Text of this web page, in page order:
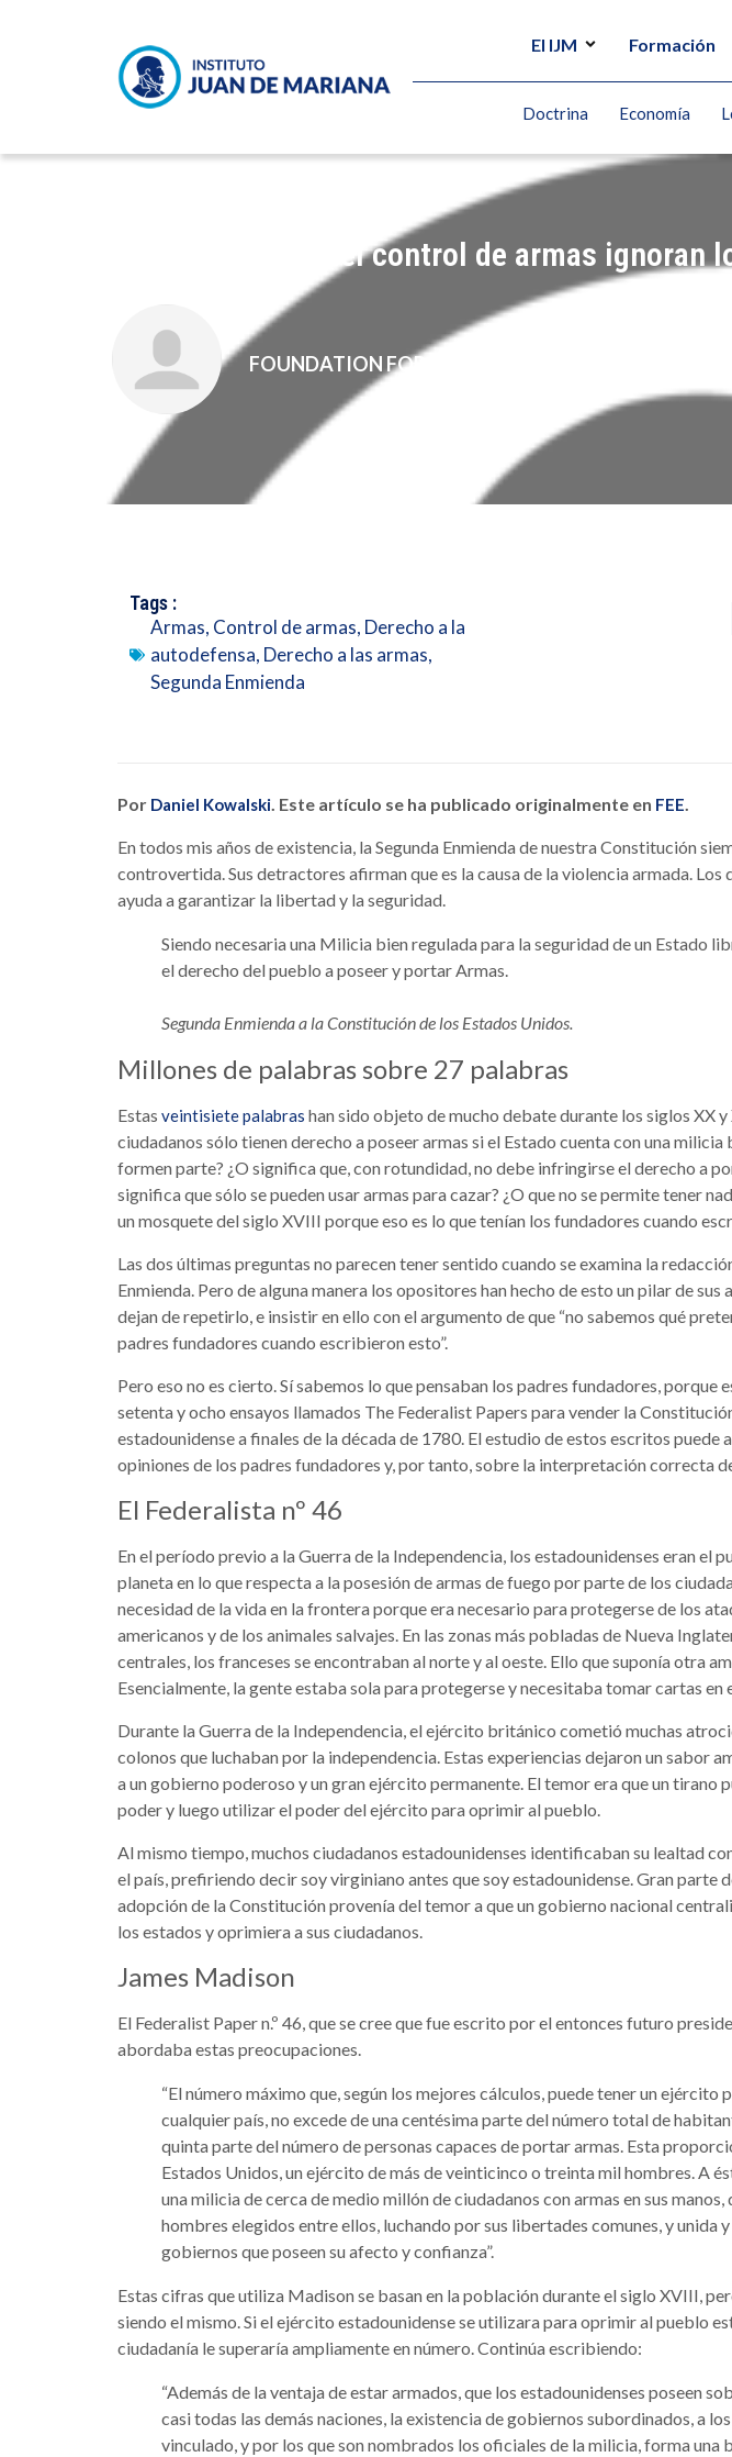
El IJM Formación
Doctrina Economía
Los defensores del control de armas ignoran
FOUNDATION FOR ECONOMIC EDUCATION
Tags :
Armas, Control de armas, Derecho a la
autodefensa, Derecho a las armas,
Segunda Enmienda
Por Daniel Kowalski. Este artículo se ha publicado originalmente en FEE.
En todos mis años de existencia, la Segunda Enmienda de nuestra Constitución
controvertida. Sus detractores afirman que es la causa de la violencia armada. Los
ayuda a garantizar la libertad y la seguridad.
Siendo necesaria una Milicia bien regulada para la seguridad de un Estado
el derecho del pueblo a poseer y portar Armas.
Segunda Enmienda a la Constitución de los Estados Unidos.
Millones de palabras sobre 27 palabras
Estas veintisiete palabras han sido objeto de mucho debate durante los siglos XX y
ciudadanos sólo tienen derecho a poseer armas si el Estado cuenta con una milicia
formen parte? ¿O significa que, con rotundidad, no debe infringirse el derecho a
significa que sólo se pueden usar armas para cazar? ¿O que no se permite tener
un mosquete del siglo XVIII porque eso es lo que tenían los fundadores cuando
Las dos últimas preguntas no parecen tener sentido cuando se examina la
Enmienda. Pero de alguna manera los opositores han hecho de esto un pilar de sus
dejan de repetirlo, e insistir en ello con el argumento de que “no sabemos qué
padres fundadores cuando escribieron esto”.
Pero eso no es cierto. Sí sabemos lo que pensaban los padres fundadores, porque
setenta y ocho ensayos llamados The Federalist Papers para vender la
estadounidense a finales de la década de 1780. El estudio de estos escritos puede
opiniones de los padres fundadores y, por tanto, sobre la interpretación correcta
El Federalista nº 46
En el período previo a la Guerra de la Independencia, los estadounidenses eran el
planeta en lo que respecta a la posesión de armas de fuego por parte de los
necesidad de la vida en la frontera porque era necesario para protegerse de los
americanos y de los animales salvajes. En las zonas más pobladas de Nueva
centrales, los franceses se encontraban al norte y al oeste. Ello que suponía otra
Esencialmente, la gente estaba sola para protegerse y necesitaba tomar cartas en
Durante la Guerra de la Independencia, el ejército británico cometió muchas
colonos que luchaban por la independencia. Estas experiencias dejaron un sabor
a un gobierno poderoso y un gran ejército permanente. El temor era que un tirano
poder y luego utilizar el poder del ejército para oprimir al pueblo.
Al mismo tiempo, muchos ciudadanos estadounidenses identificaban su lealtad
el país, prefiriendo decir soy virginiano antes que soy estadounidense. Gran parte
adopción de la Constitución provenía del temor a que un gobierno nacional
los estados y oprimiera a sus ciudadanos.
James Madison
El Federalist Paper n.º 46, que se cree que fue escrito por el entonces futuro
abordaba estas preocupaciones.
“El número máximo que, según los mejores cálculos, puede tener un ejército
cualquier país, no excede de una centésima parte del número total de
quinta parte del número de personas capaces de portar armas. Esta
Estados Unidos, un ejército de más de veinticinco o treinta mil hombres. A
una milicia de cerca de medio millón de ciudadanos con armas en sus
hombres elegidos entre ellos, luchando por sus libertades comunes, y unida
gobiernos que poseen su afecto y confianza”.
Estas cifras que utiliza Madison se basan en la población durante el siglo XVIII,
siendo el mismo. Si el ejército estadounidense se utilizara para oprimir al pueblo
ciudadanía le superaría ampliamente en número. Continúa escribiendo:
“Además de la ventaja de estar armados, que los estadounidenses poseen
casi todas las demás naciones, la existencia de gobiernos subordinados, a
vinculado, y por los que son nombrados los oficiales de la milicia, forma una